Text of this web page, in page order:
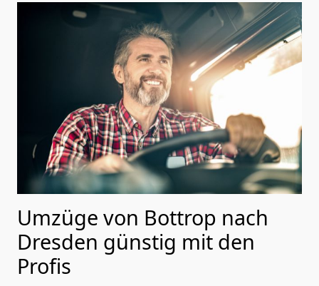
Umzüge von Bottrop nach
Dresden günstig mit den
Profis